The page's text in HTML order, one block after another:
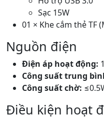
Sạc 15W
01 × Khe cắm thẻ TF
Nguồn điện
Điện áp hoạt động:
Công suất trung
Công suất chờ:
Điều kiện hoạt